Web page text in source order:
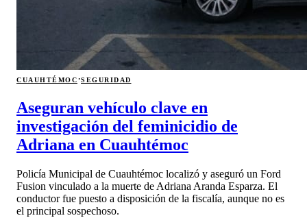
CUAUHTÉMOC·SEGURIDAD
Aseguran vehículo clave en
investigación del feminicidio de
Adriana en Cuauhtémoc
Policía Municipal de Cuauhtémoc localizó y aseguró un Ford
Fusion vinculado a la muerte de Adriana Aranda Esparza. El
conductor fue puesto a disposición de la fiscalía, aunque no es
el principal sospechoso.